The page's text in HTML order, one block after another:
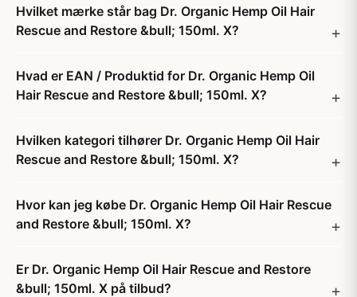
Hvilket mærke står bag Dr. Organic Hemp Oil Hair
Rescue and Restore &bull; 150ml. X?
Hvad er EAN / Produktid for Dr. Organic Hemp Oil
Hair Rescue and Restore &bull; 150ml. X?
Hvilken kategori tilhører Dr. Organic Hemp Oil Hair
Rescue and Restore &bull; 150ml. X?
Hvor kan jeg købe Dr. Organic Hemp Oil Hair Rescue
and Restore &bull; 150ml. X?
Er Dr. Organic Hemp Oil Hair Rescue and Restore
&bull; 150ml. X på tilbud?